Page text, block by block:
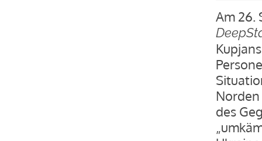
Am 26.
des